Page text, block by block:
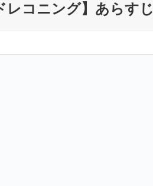
レコニング】あらすじ